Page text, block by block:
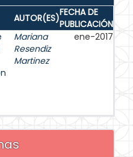
AUTOR(ES)FECHA DE
PUBLICACIÓN
Mariana
Resendiz
Martinez
ene-2017